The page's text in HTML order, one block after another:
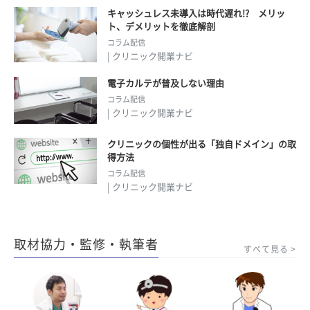
キャッシュレス未導入は時代遅れ!? メリッ
ト、デメリットを徹底解剖
コラム配信
| クリニック開業ナビ
電子カルテが普及しない理由
コラム配信
| クリニック開業ナビ
クリニックの個性が出る「独自ドメイン」の取
得方法
コラム配信
| クリニック開業ナビ
取材協力・監修・執筆者 すべて見る